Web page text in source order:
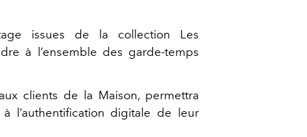
issues de la collection Les
à l’ensemble des garde-temps
clients de la Maison, permettra
l’authentification digitale de leur